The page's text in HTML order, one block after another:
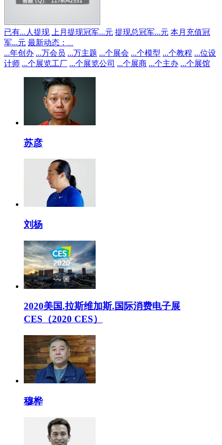
已有... 人提现 上月提现冠军...元 提现总冠军...元 本月充值冠
军...元 最新动态：
...年创办 ...万会员 ...万主题 ...个展会 ...个模型 ...个教程 ...位设
计师 ...个展览工厂 ...个展览公司 ...个展商 ...个主办 ...个展馆
苏彦
刘杨
2020美国.拉斯维加斯.国际消费电子展
CES（2020 CES）
穆桦